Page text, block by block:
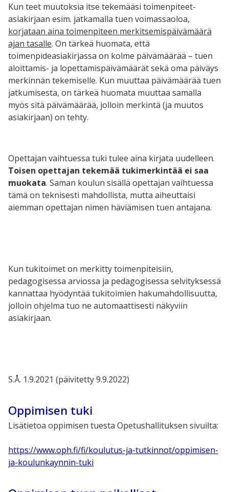
Kun teet muutoksia itse tekemääsi toimenpiteet-
asiakirjaan esim. jatkamalla tuen voimassaoloa,
korjataan aina toimenpiteen merkitsemispäivämäärä
ajan tasalle. On tärkeä huomata, että
toimenpideasiakirjassa on kolme päivämäärää – tuen
aloittamis- ja lopettamispäivämäärät sekä oma päiväys
merkinnän tekemiselle. Kun muuttaa päivämäärää tuen
jatkumisesta, on tärkeä huomata muuttaa samalla
myös sitä päivämäärää, jolloin merkintä (ja muutos
asiakirjaan) on tehty.
Opettajan vaihtuessa tuki tulee aina kirjata uudelleen.
Toisen opettajan tekemää tukimerkintää ei saa
muokata. Saman koulun sisällä opettajan vaihtuessa
tämä on teknisesti mahdollista, mutta aiheuttaisi
aiemman opettajan nimen häviämisen tuen antajana.
Kun tukitoimet on merkitty toimenpiteisiin,
pedagogisessa arviossa ja pedagogisessa selvityksessä
kannattaa hyödyntää tukitoimien hakumahdollisuutta,
jolloin ohjelma tuo ne automaattisesti näkyviin
asiakirjaan.
S.Å. 1.9.2021 (päivitetty 9.9.2022)
Oppimisen tuki
Lisätietoa oppimisen tuesta Opetushallituksen sivuilta:
https://www.oph.fi/fi/koulutus-ja-tutkinnot/oppimisen-
ja-koulunkaynnin-tuki